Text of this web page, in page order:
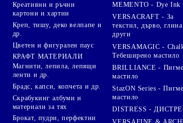
Креативни и ръчни
картони и хартии
Креп, тишу, деко велпапе и
др.
Цветен и фигурален паус
КРАФТ МАТЕРИАЛИ
Магнити, лепила, лепящи
ленти и др.
Брадс, капси, копчета и др.
Скрабукинг албуми и
материали за тях
Брокат, пудри, перфектни
MEMENTO - Dye Ink
VERSACRAFT - За
текстил, дърво,
други
VERSAMAGIC -
Тебеширено мастило
BRILLIANCE -
мастило
StazON Series -
мастило
DISTRESS -